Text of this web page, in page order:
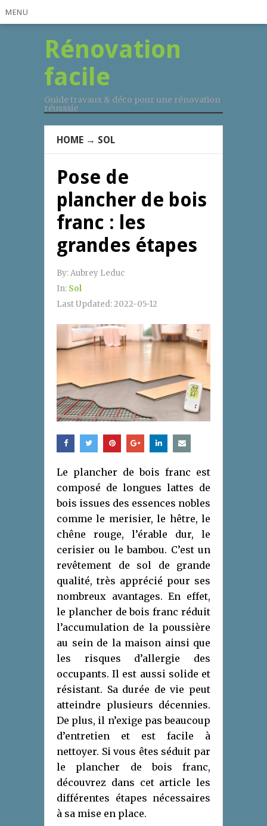
MENU
Rénovation
facile
Guide travaux & déco pour une rénovation
réusssie
HOME → SOL
Pose de
plancher de bois
franc : les
grandes étapes
By:Aubrey Leduc
In: Sol
Last Updated:2022-05-12
Le plancher de bois franc est
composé de longues lattes de
bois issues des essences nobles
comme le merisier, le hêtre, le
chêne rouge, l’érable dur, le
cerisier ou le bambou. C’est un
revêtement de sol de grande
qualité, très apprécié pour ses
nombreux avantages. En effet,
le plancher de bois franc réduit
l’accumulation de la poussière
au sein de la maison ainsi que
les risques d’allergie des
occupants. Il est aussi solide et
résistant. Sa durée de vie peut
atteindre plusieurs décennies.
De plus, il n’exige pas beaucoup
d’entretien et est facile à
nettoyer. Si vous êtes séduit par
le plancher de bois franc,
découvrez dans cet article les
différentes étapes nécessaires
à sa mise en place.